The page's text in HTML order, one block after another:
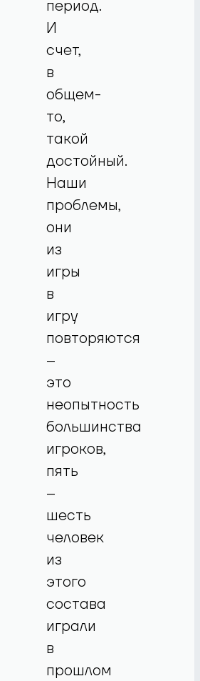
период.
И
счет,
в
общем-
то,
такой
достойный.
Наши
проблемы,
они
из
игры
в
игру
повторяются
–
это
неопытность
большинства
игроков,
пять
–
шесть
человек
из
этого
состава
играли
в
прошлом